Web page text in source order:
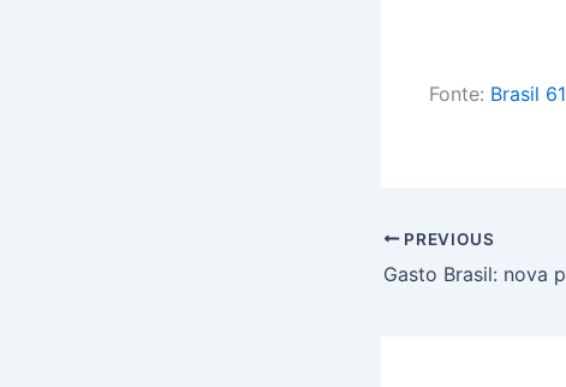
Fonte: Brasil 61
PREVIOUS